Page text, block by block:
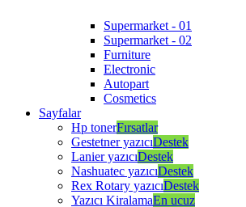
Supermarket - 01
Supermarket - 02
Furniture
Electronic
Autopart
Cosmetics
Sayfalar
Hp tonerFırsatlar
Gestetner yazıcıDestek
Lanier yazıcıDestek
Nashuatec yazıcıDestek
Rex Rotary yazıcıDestek
Yazıcı KiralamaEn ucuz